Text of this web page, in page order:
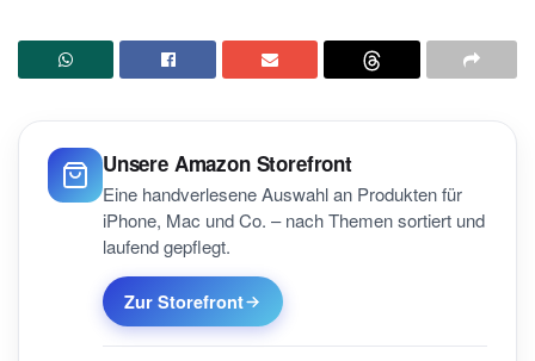
Unsere Amazon Storefront
Eine handverlesene Auswahl an Produkten für
iPhone, Mac und Co. – nach Themen sortiert und
laufend gepflegt.
Zur Storefront